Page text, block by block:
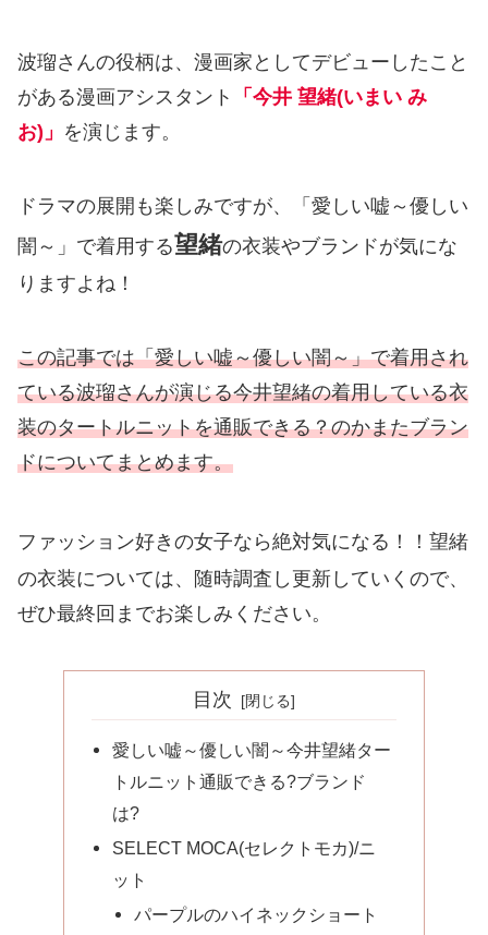
波瑠さんの役柄は、漫画家としてデビューしたこと
がある漫画アシスタント
「 今井 望緒(いまい み
お)」 を演じます。
ドラマの展開も楽しみですが、「愛しい嘘～優しい
闇～」で着用する望緒の衣装やブランドが気にな
りますよね！
この記事では「愛しい嘘～優しい闇～」で着用され
ている波瑠さんが演じる今井望緒の着用している衣
装のタートルニットを通販できる？のかまたブラン
ドについてまとめます。
ファッション好きの女子なら絶対気になる！！ 望緒
の衣装については、随時調査し更新していくので、
ぜひ最終回までお楽しみください。
目次
愛しい嘘～優しい闇～今井望緒ター
トルニット通販できる?ブランド
は?
SELECT MOCA(セレクトモカ)/ニ
ット
パープルのハイネックショート